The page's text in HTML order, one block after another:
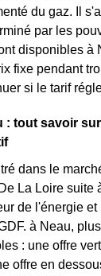
du gaz. Il
par les
disponibles à
fixe pendant
si le tarif
: tout savoir
dans le
La Loire suite
de l'énergie et
à Neau,
: une offre
offre en